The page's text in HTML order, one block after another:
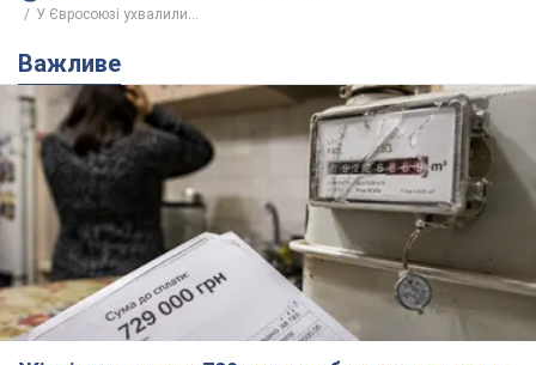
У Євросоюзі ухвалили...
Важливе